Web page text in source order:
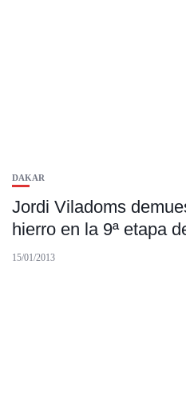
DAKAR
Jordi Viladoms
hierro en la 9ª etapa
15/01/2013